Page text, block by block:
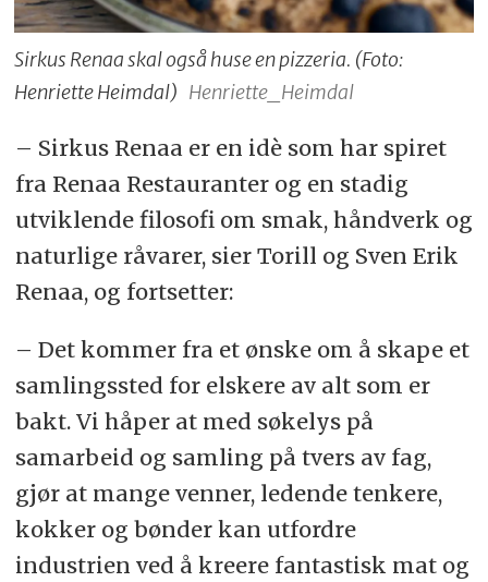
Sirkus Renaa skal også huse en pizzeria. (Foto:
Henriette Heimdal) Henriette_Heimdal
– Sirkus Renaa er en idè som har spiret
fra Renaa Restauranter og en stadig
utviklende filosofi om smak, håndverk og
naturlige råvarer, sier Torill og Sven Erik
Renaa, og fortsetter:
– Det kommer fra et ønske om å skape et
samlingssted for elskere av alt som er
bakt. Vi håper at med søkelys på
samarbeid og samling på tvers av fag,
gjør at mange venner, ledende tenkere,
kokker og bønder kan utfordre
industrien ved å kreere fantastisk mat og